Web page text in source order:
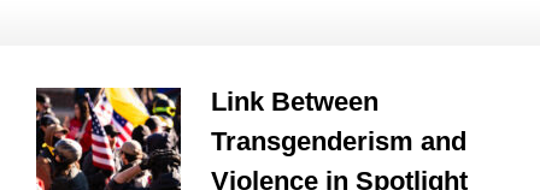
Link Between
Transgenderism and
Violence in Spotlight